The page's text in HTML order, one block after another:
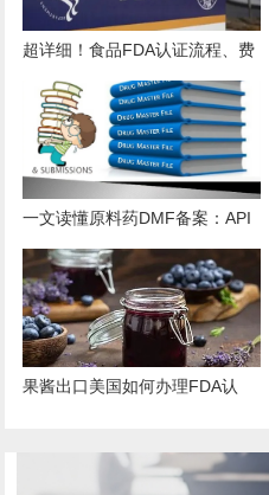
超详细！食品FDA认证流程、费
用、时效、误区解析
一文读懂原料药DMF备案：API
出口的“身份证”与“通行证”
果酱出口美国如何办理FDA认